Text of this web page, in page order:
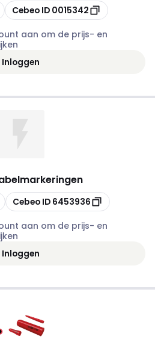
Kopiëren
Cebeo ID 0015342
aan om de prijs- en
Inloggen
Kopiëren
Cebeo ID 6453936
aan om de prijs- en
Inloggen